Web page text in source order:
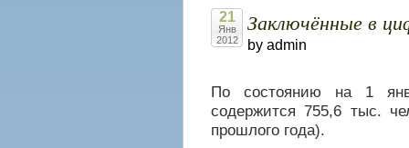
21
Янв
2012
Заключённые в
by admin
По состоянию на 1
содержится 755,6 тыс.
прошлого года).